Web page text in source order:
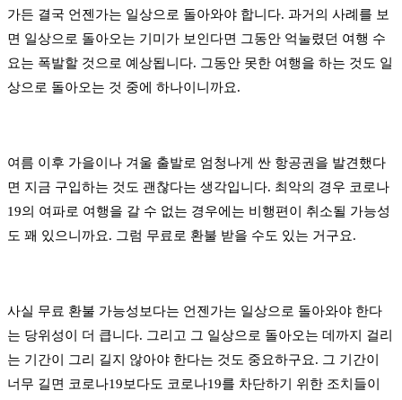
가든 결국 언젠가는 일상으로 돌아와야 합니다. 과거의 사례를 보
면 일상으로 돌아오는 기미가 보인다면 그동안 억눌렸던 여행 수
요는 폭발할 것으로 예상됩니다. 그동안 못한 여행을 하는 것도 일
상으로 돌아오는 것 중에 하나이니까요.
여름 이후 가을이나 겨울 출발로 엄청나게 싼 항공권을 발견했다
면 지금 구입하는 것도 괜찮다는 생각입니다. 최악의 경우 코로나
19의 여파로 여행을 갈 수 없는 경우에는 비행편이 취소될 가능성
도 꽤 있으니까요. 그럼 무료로 환불 받을 수도 있는 거구요.
사실 무료 환불 가능성보다는 언젠가는 일상으로 돌아와야 한다
는 당위성이 더 큽니다. 그리고 그 일상으로 돌아오는 데까지 걸리
는 기간이 그리 길지 않아야 한다는 것도 중요하구요. 그 기간이
너무 길면 코로나19보다도 코로나19를 차단하기 위한 조치들이